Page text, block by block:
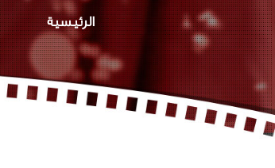
الرئيسية